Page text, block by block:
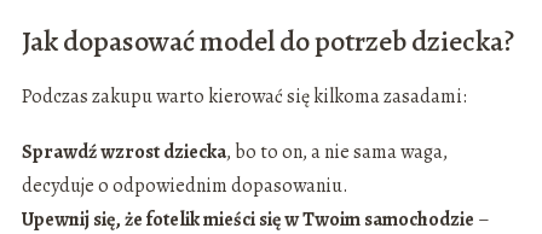
Jak dopasować model do potrzeb dziecka?
Podczas zakupu warto kierować się kilkoma zasadami:
Sprawdź wzrost dziecka, bo to on, a nie sama waga,
decyduje o odpowiednim dopasowaniu.
Upewnij się, że fotelik mieści się w Twoim samochodzie –